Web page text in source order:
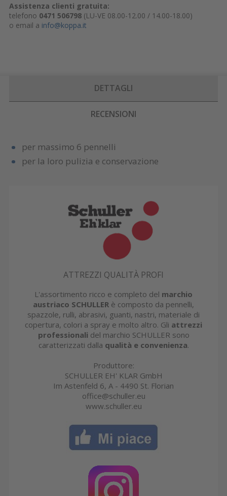
Assistenza clienti gratuita:
telefono 0471 506798(LU-VE 08.00-12.00 / 14.00-18.00)
o email a info@koppa.it
DETTAGLI
RECENSIONI
per massimo 6 pennelli
per la loro pulizia e conservazione
ATTREZZI QUALITÀ PROFI
L'assortimento ricco e completo del marchio
austriaco SCHULLER è composto da pennelli,
spazzole, rulli, abrasivi, guanti, nastri, materiale di
copertura, colori a spray e molto altro. Gli attrezzi
professionali del marchio SCHULLER sono
caratterizzati dalla qualità e convenienza.
Produttore:
SCHULLER EH' KLAR GmbH
Im Astenfeld 6, A - 4490 St. Florian
office@schuller.eu
www.schuller.eu